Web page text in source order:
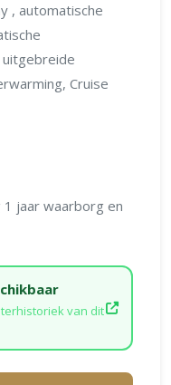
, automatische
Cruise
jaar waarborg en
van dit